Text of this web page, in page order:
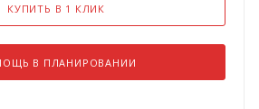
КУПИТЬ В 1 КЛИК
В ПЛАНИРОВАНИИ